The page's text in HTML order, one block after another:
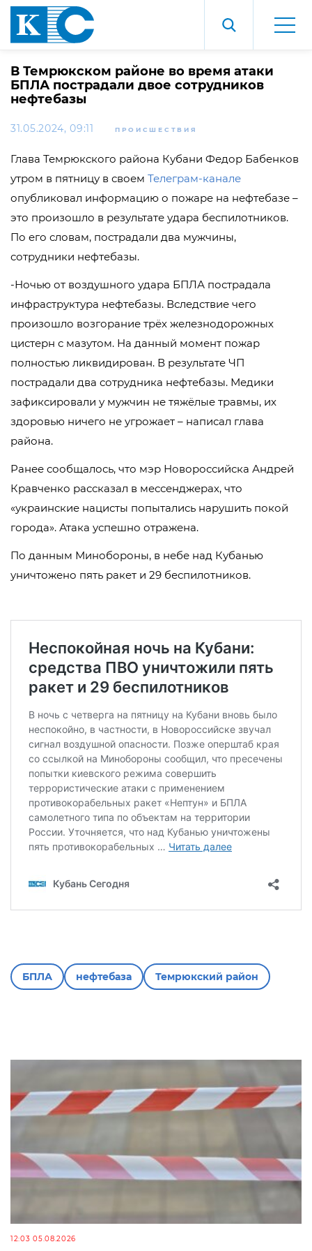
В Темрюкском районе во время атаки
БПЛА пострадали двое сотрудников
нефтебазы
31.05.2024, 09:11 ПРОИСШЕСТВИЯ
Глава Темрюкского района Кубани Федор Бабенков
утром в пятницу в своем Телеграм-канале
опубликовал информацию о пожаре на нефтебазе –
это произошло в результате удара беспилотников.
По его словам, пострадали два мужчины,
сотрудники нефтебазы.
-Ночью от воздушного удара БПЛА пострадала
инфраструктура нефтебазы. Вследствие чего
произошло возгорание трёх железнодорожных
цистерн с мазутом. На данный момент пожар
полностью ликвидирован. В результате ЧП
пострадали два сотрудника нефтебазы. Медики
зафиксировали у мужчин не тяжёлые травмы, их
здоровью ничего не угрожает – написал глава
района.
Ранее сообщалось, что мэр Новороссийска Андрей
Кравченко рассказал в мессенджерах, что
«украинские нацисты попытались нарушить покой
города». Атака успешно отражена.
По данным Минобороны, в небе над Кубанью
уничтожено пять ракет и 29 беспилотников.
БПЛА нефтебаза Темрюкский район
12:03 05.08.2026